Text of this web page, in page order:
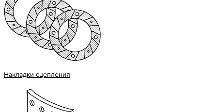
Накладки сцепления